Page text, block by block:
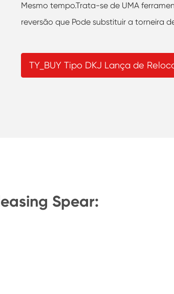
Mesmo tempo.Trata-se de UMA
reversão que Pode substituir a torneira
TY_BUY Tipo DKJ Lança de
Spear: